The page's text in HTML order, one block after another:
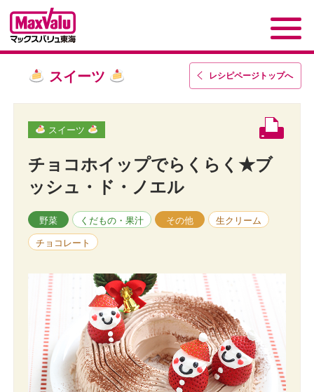
レシピページトップへ
スイーツ
スイーツ
チョコホイップでらくらく★ブ
ッシュ・ド・ノエル
野菜 くだもの・果汁 その他 生クリーム
チョコレート